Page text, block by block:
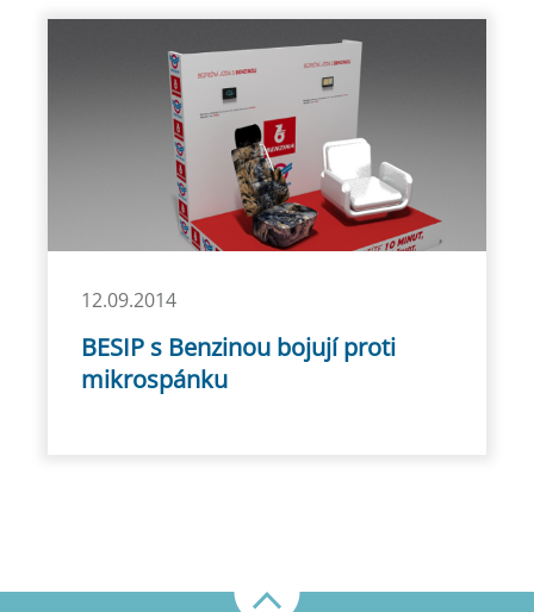
12.09.2014
BESIP s Benzinou bojují proti
mikrospánku